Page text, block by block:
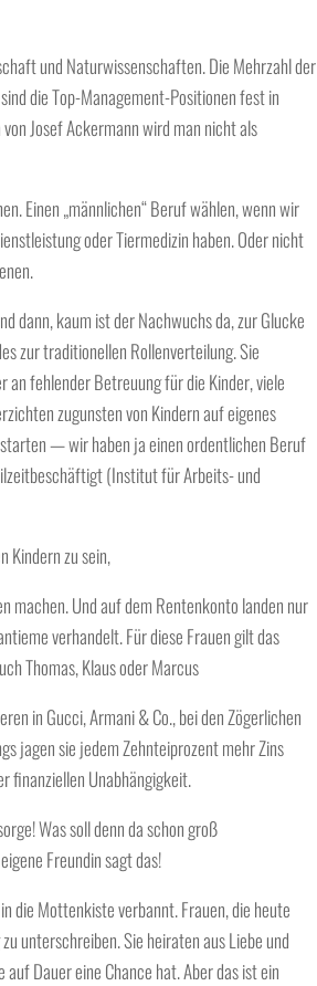
und Naturwissenschaften. Die Mehrzahl der
die Top-Management-Positionen fest in
Josef Ackermann wird man nicht als
Einen „männlichen“ Beruf wählen, wenn wir
oder Tiermedizin haben. Oder nicht
dann, kaum ist der Nachwuchs da, zur Glucke
zur traditionellen Rollenverteilung. Sie
fehlender Betreuung für die Kinder, viele
zugunsten von Kindern auf eigenes
— wir haben ja einen ordentlichen Beruf
(Institut für Arbeits- und
Kindern zu sein,
machen. Und auf dem Rentenkonto landen nur
verhandelt. Für diese Frauen gilt das
Thomas, Klaus oder Marcus
in Gucci, Armani & Co., bei den Zögerlichen
jagen sie jedem Zehnteiprozent mehr Zins
finanziellen Unabhängigkeit.
Was soll denn da schon groß
Freundin sagt das!
die Mottenkiste verbannt. Frauen, die heute
unterschreiben. Sie heiraten aus Liebe und
Dauer eine Chance hat. Aber das ist ein